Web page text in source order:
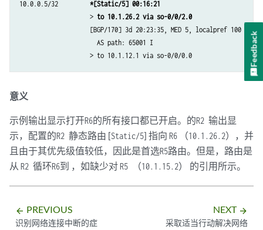
10.0.0.5/32 *[Static/5] 00:16:21
                    >
to 10.1.26.2 via so-0/0/2.0
                    [BGP/170] 3d 20:23:35, MED 5, localpref 100
                      AS path: 65001 I
意义
示例输出显示打开R6的所有接口都已开启。的R2 输出显
示，配置的R2 静态路由 [Static/5] 指向 R6 （10.1.26.2），并
且由于其优先级值较低，因此是首选R5路由。但是，路由是
从 R2 循环R6到 ，如缺少对R5 （10.1.15.2） 的引用所示。
arrow_backward PREVIOUS
识别网络连接中断的症
NEXT arrow_forward
采取适当行动解决网络
Feedback